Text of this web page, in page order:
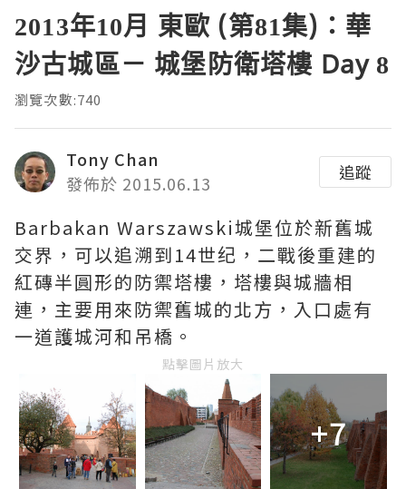
2013年10月 東歐 (第81集)：華
沙古城區－ 城堡防衛塔樓 Day 8
瀏覽次數:740
Tony Chan
發佈於 2015.06.13
追蹤
Barbakan Warszawski城堡位於新舊城
交界，可以追溯到14世纪，二戰後重建的
紅磚半圓形的防禦塔樓，塔樓與城牆相
連，主要用來防禦舊城的北方，入口處有
一道護城河和吊橋。
點擊圖片放大
+7